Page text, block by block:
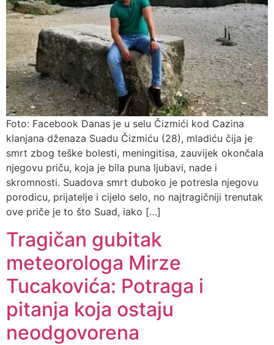
Foto: Facebook Danas je u selu Čizmići kod Cazina
klanjana dženaza Suadu Čizmiću (28), mladiću čija je
smrt zbog teške bolesti, meningitisa, zauvijek okončala
njegovu priču, koja je bila puna ljubavi, nade i
skromnosti. Suadova smrt duboko je potresla njegovu
porodicu, prijatelje i cijelo selo, no najtragičniji trenutak
ove priče je to što Suad, iako […]
Tragičan gubitak
meteorologa Mirze
Tucakovića: Potraga i
pitanja koja ostaju
neodgovorena